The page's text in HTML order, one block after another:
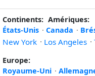
Continents: Amériques:
États-Unis · Canada ·
New York · Los Angeles ·
Europe:
Royaume-Uni ·